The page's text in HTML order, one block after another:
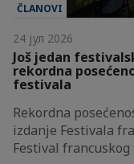
ČLANOVI
24 јул 2026
Još jedan
rekordna
festivala
Rekordna
izdanje Festivala
Festival francuskog